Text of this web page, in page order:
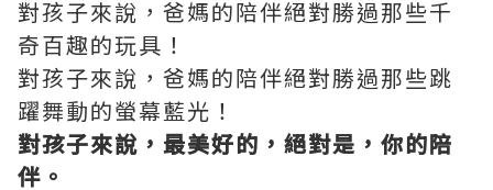
對孩子來說，爸媽的陪伴絕對勝過那些千
奇百趣的玩具！
對孩子來說，爸媽的陪伴絕對勝過那些跳
躍舞動的螢幕藍光！
對孩子來說，最美好的，絕對是，你的陪
伴。